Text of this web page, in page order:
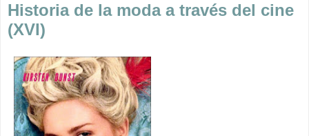
Historia de la moda a través del cine
(XVI)